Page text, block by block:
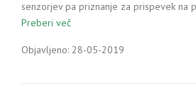
senzorjev pa priznanje za prispevek na
Preberi več
Objavljeno: 28-05-2019